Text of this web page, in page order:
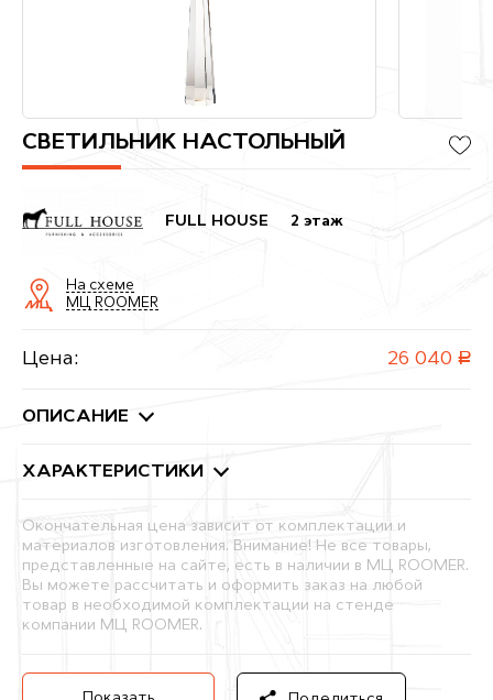
СВЕТИЛЬНИК НАСТОЛЬНЫЙ
FULL HOUSE 2 этаж
На схеме
МЦ ROOMER
Цена: 26 040 руб.
ОПИСАНИЕ
ХАРАКТЕРИСТИКИ
Окончательная цена зависит от комплектации и
материалов изготовления. Внимание! Не все товары,
представленные на сайте, есть в наличии в МЦ ROOMER.
Вы можете рассчитать и оформить заказ на любой
товар в необходимой комплектации на стенде
компании МЦ ROOMER.